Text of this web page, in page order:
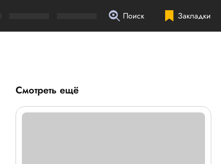
Закладки
Поиск
Смотреть ещё